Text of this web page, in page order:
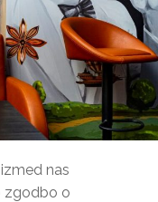
nas
zgodbo o